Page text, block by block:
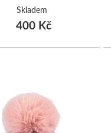
Skladem
400 Kč